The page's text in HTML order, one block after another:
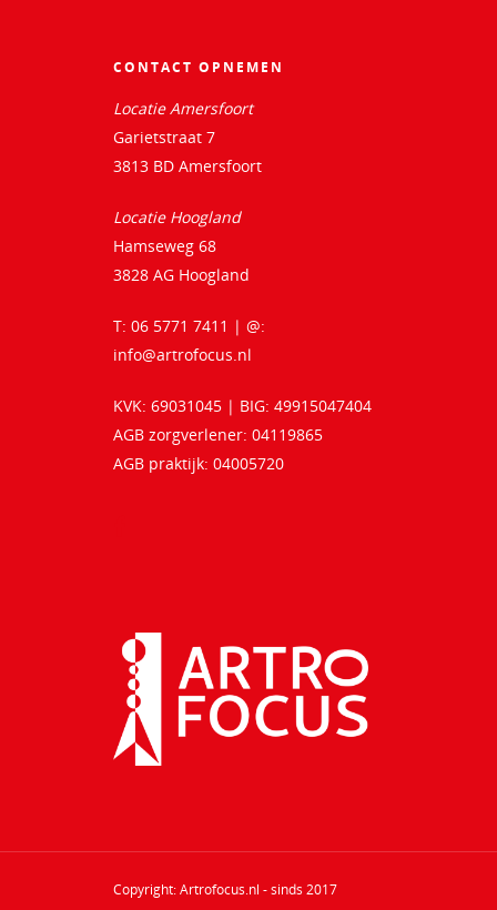
CONTACT OPNEMEN
Locatie Amersfoort
Garietstraat 7
3813 BD Amersfoort
Locatie Hoogland
Hamseweg 68
3828 AG Hoogland
T: 06 5771 7411 | @:
info@artrofocus.nl
KVK: 69031045 | BIG: 49915047404
AGB zorgverlener: 04119865
AGB praktijk: 04005720
Copyright: Artrofocus.nl - sinds 2017